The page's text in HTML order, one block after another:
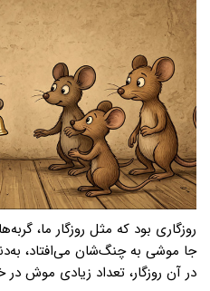
روزگاری بود که مثل روزگار ما،
جا موشی به چنگ‌شان می‌افتاد،
در آن روزگار، تعداد زیادی موش در